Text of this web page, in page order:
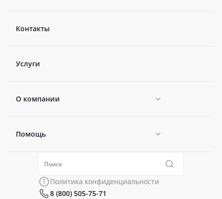
Контакты
Услуги
О компании
Новости
Политика конфиденциальности
Помощь
Коллекции
Политика конфиденциальности
8 (800) 505-75-71